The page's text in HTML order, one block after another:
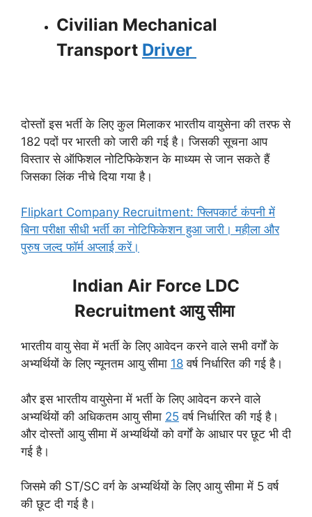
Civilian Mechanical
Transport Driver
दोस्तों इस भर्ती के लिए कुल मिलाकर भारतीय वायुसेना की तरफ से
182 पदों पर भारती को जारी की गई है। जिसकी सूचना आप
विस्तार से ऑफिशल नोटिफिकेशन के माध्यम से जान सकते हैं
जिसका लिंक नीचे दिया गया है।
Flipkart Company Recruitment: फ्लिपकार्ट कंपनी में
बिना परीक्षा सीधी भर्ती का नोटिफिकेशन हुआ जारी। महीला और
पुरुष जल्द फॉर्म अप्लाई करें।
Indian Air Force LDC
Recruitment आयु सीमा
भारतीय वायु सेवा में भर्ती के लिए आवेदन करने वाले सभी वर्गों के
अभ्यर्थियों के लिए न्यूनतम आयु सीमा 18 वर्ष निर्धारित की गई है।
और इस भारतीय वायुसेना में भर्ती के लिए आवेदन करने वाले
अभ्यर्थियों की अधिकतम आयु सीमा 25 वर्ष निर्धारित की गई है।
और दोस्तों आयु सीमा में अभ्यर्थियों को वर्गों के आधार पर छूट भी दी
गई है।
जिसमे की ST/SC वर्ग के अभ्यर्थियों के लिए आयु सीमा में 5 वर्ष
की छूट दी गई है।